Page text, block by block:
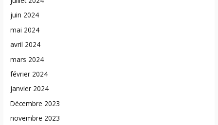
juin 2024
mai 2024
avril 2024
mars 2024
février 2024
janvier 2024
Décembre 2023
novembre 2023